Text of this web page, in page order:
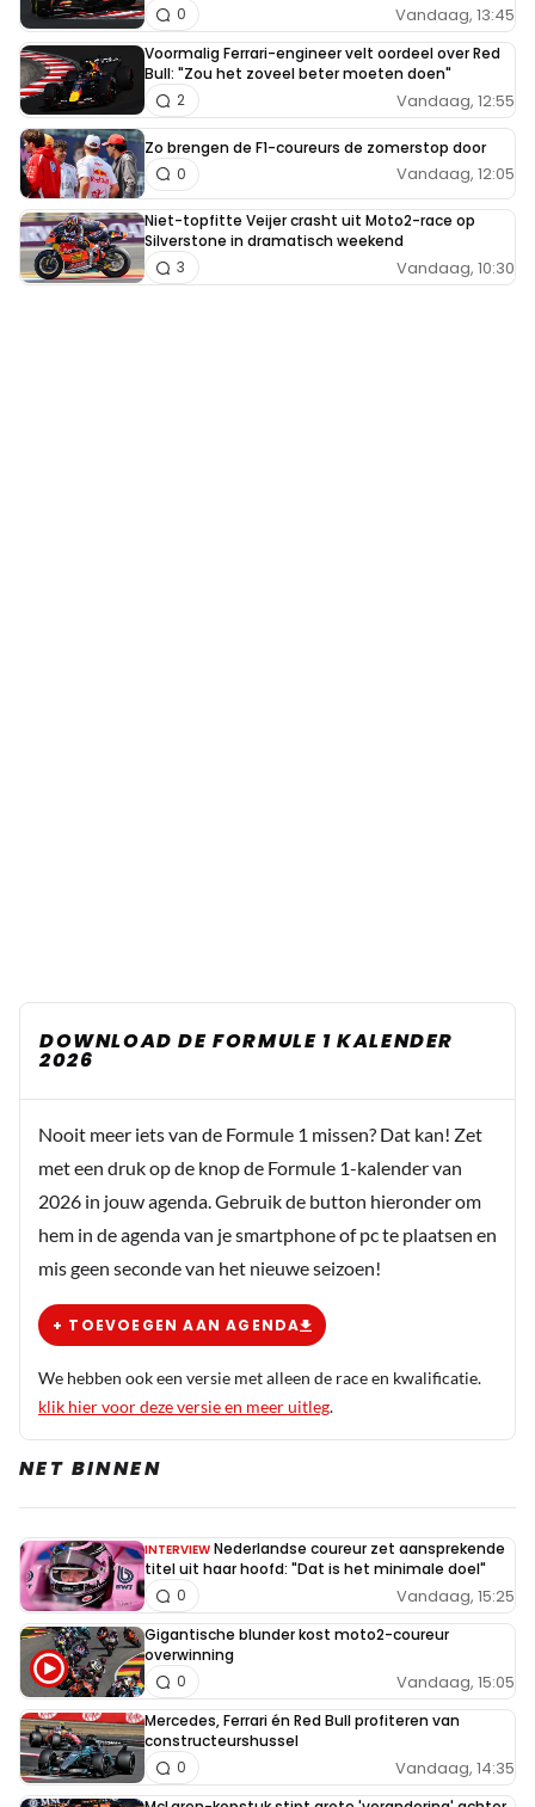
Vandaag, 13:45
0
Voormalig Ferrari-engineer velt oordeel over Red
Bull: "Zou het zoveel beter moeten doen"
Vandaag, 12:55
2
Zo brengen de F1-coureurs de zomerstop door
Vandaag, 12:05
0
Niet-topfitte Veijer crasht uit Moto2-race op
Silverstone in dramatisch weekend
Vandaag, 10:30
3
DOWNLOAD DE FORMULE 1 KALENDER
2026
Nooit meer iets van de Formule 1 missen? Dat kan! Zet
met een druk op de knop de Formule 1-kalender van
2026 in jouw agenda. Gebruik de button hieronder om
hem in de agenda van je smartphone of pc te plaatsen en
mis geen seconde van het nieuwe seizoen!
+ TOEVOEGEN AAN AGENDA
We hebben ook een versie met alleen de race en kwalificatie.
klik hier voor deze versie en meer uitleg.
NET BINNEN
INTERVIEW Nederlandse coureur zet aansprekende
titel uit haar hoofd: "Dat is het minimale doel"
Vandaag, 15:25
0
Gigantische blunder kost moto2-coureur
overwinning
Vandaag, 15:05
0
Mercedes, Ferrari én Red Bull profiteren van
constructeurshussel
Vandaag, 14:35
0